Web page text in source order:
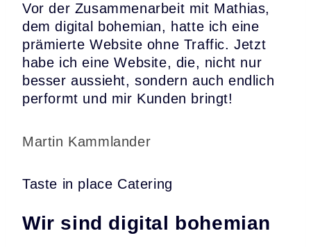
Vor der Zusammenarbeit mit Mathias,
dem digital bohemian, hatte ich eine
prämierte Website ohne Traffic. Jetzt
habe ich eine Website, die, nicht nur
besser aussieht, sondern auch endlich
performt und mir Kunden bringt!
Martin Kammlander
Taste in place Catering
Wir sind digital bohemian